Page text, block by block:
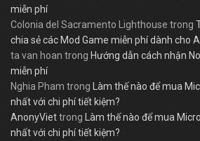
miễn phí
Colonia del Sacramento Lighthouse trong
chia sẻ các Mod Game miễn phí dành cho
ta van hoan trong Hướng dẫn cách nhận
miễn phí
Nghia Pham trong Làm thế nào để mua
nhất với chi phí tiết kiệm?
AnonyViettrong Làm thế nào để mua
nhất với chi phí tiết kiệm?